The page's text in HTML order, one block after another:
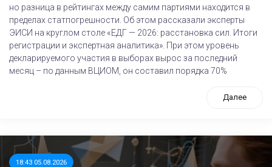
но разница в рейтингах между самим партиями находится в
пределах статпогрешности. Об этом рассказали эксперты
ЭИСИ на круглом столе «ЕДГ — 2026: расстановка сил. Итоги
регистрации и экспертная аналитика». При этом уровень
декларируемого участия в выборах вырос за последний
месяц – по данным ВЦИОМ, он составил порядка 70%
Далее
18:43 05.08.2026